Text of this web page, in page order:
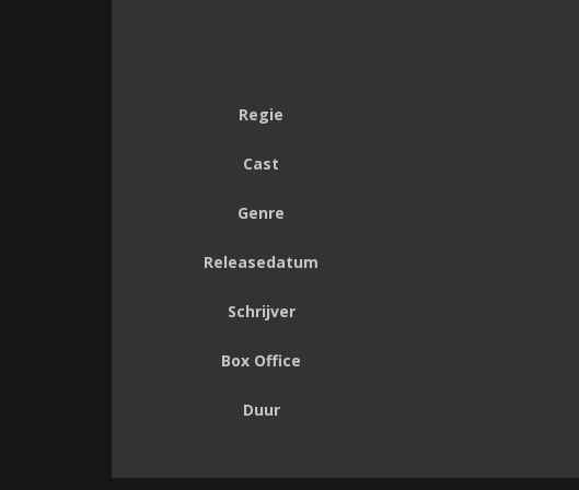
Regie
Cast
Genre
Releasedatum
Schrijver
Box Office
Duur